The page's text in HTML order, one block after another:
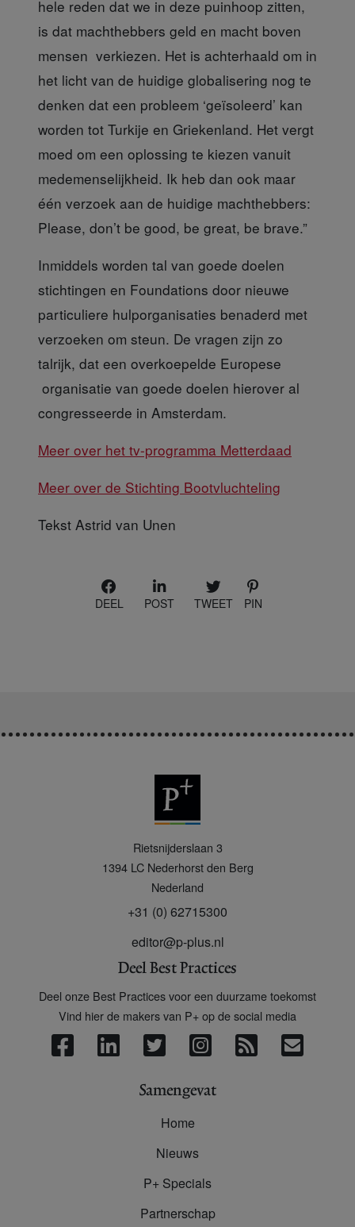
hele reden dat we in deze puinhoop zitten,
is dat machthebbers geld en macht boven
mensen verkiezen. Het is achterhaald om in
het licht van de huidige globalisering nog te
denken dat een probleem ‘geïsoleerd’ kan
worden tot Turkije en Griekenland. Het vergt
moed om een oplossing te kiezen vanuit
medemenselijkheid. Ik heb dan ook maar
één verzoek aan de huidige machthebbers:
Please, don’t be good, be great, be brave.”
Inmiddels worden tal van goede doelen
stichtingen en Foundations door nieuwe
particuliere hulporganisaties benaderd met
verzoeken om steun. De vragen zijn zo
talrijk, dat een overkoepelde Europese
organisatie van goede doelen hierover al
congresseerde in Amsterdam.
Meer over het tv-programma Metterdaad
Meer over de Stichting Bootvluchteling
Tekst Astrid van Unen
DEEL POST TWEET PIN
Rietsnijderslaan 3
1394 LC Nederhorst den Berg
Nederland
+31 (0) 62715300
editor@p-plus.nl
Deel Best Practices
Deel onze Best Practices voor een duurzame toekomst
Vind hier de makers van P+ op de social media
Samengevat
Home
Nieuws
P+ Specials
Partnerschap